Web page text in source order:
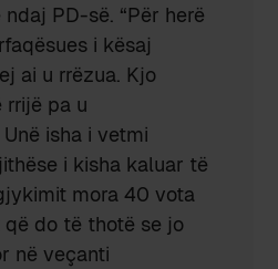
PD-së. “Për herë
i kësaj
ai u rrëzua. Kjo
rrijë pa u
isha i vetmi
i kisha kaluar të
mora 40 vota
do të thotë se jo
në veçanti